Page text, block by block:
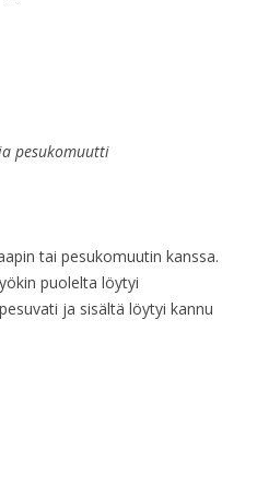
pesukomuutti
tai pesukomuutin kanssa.
puolelta löytyi
ja sisältä löytyi kannu